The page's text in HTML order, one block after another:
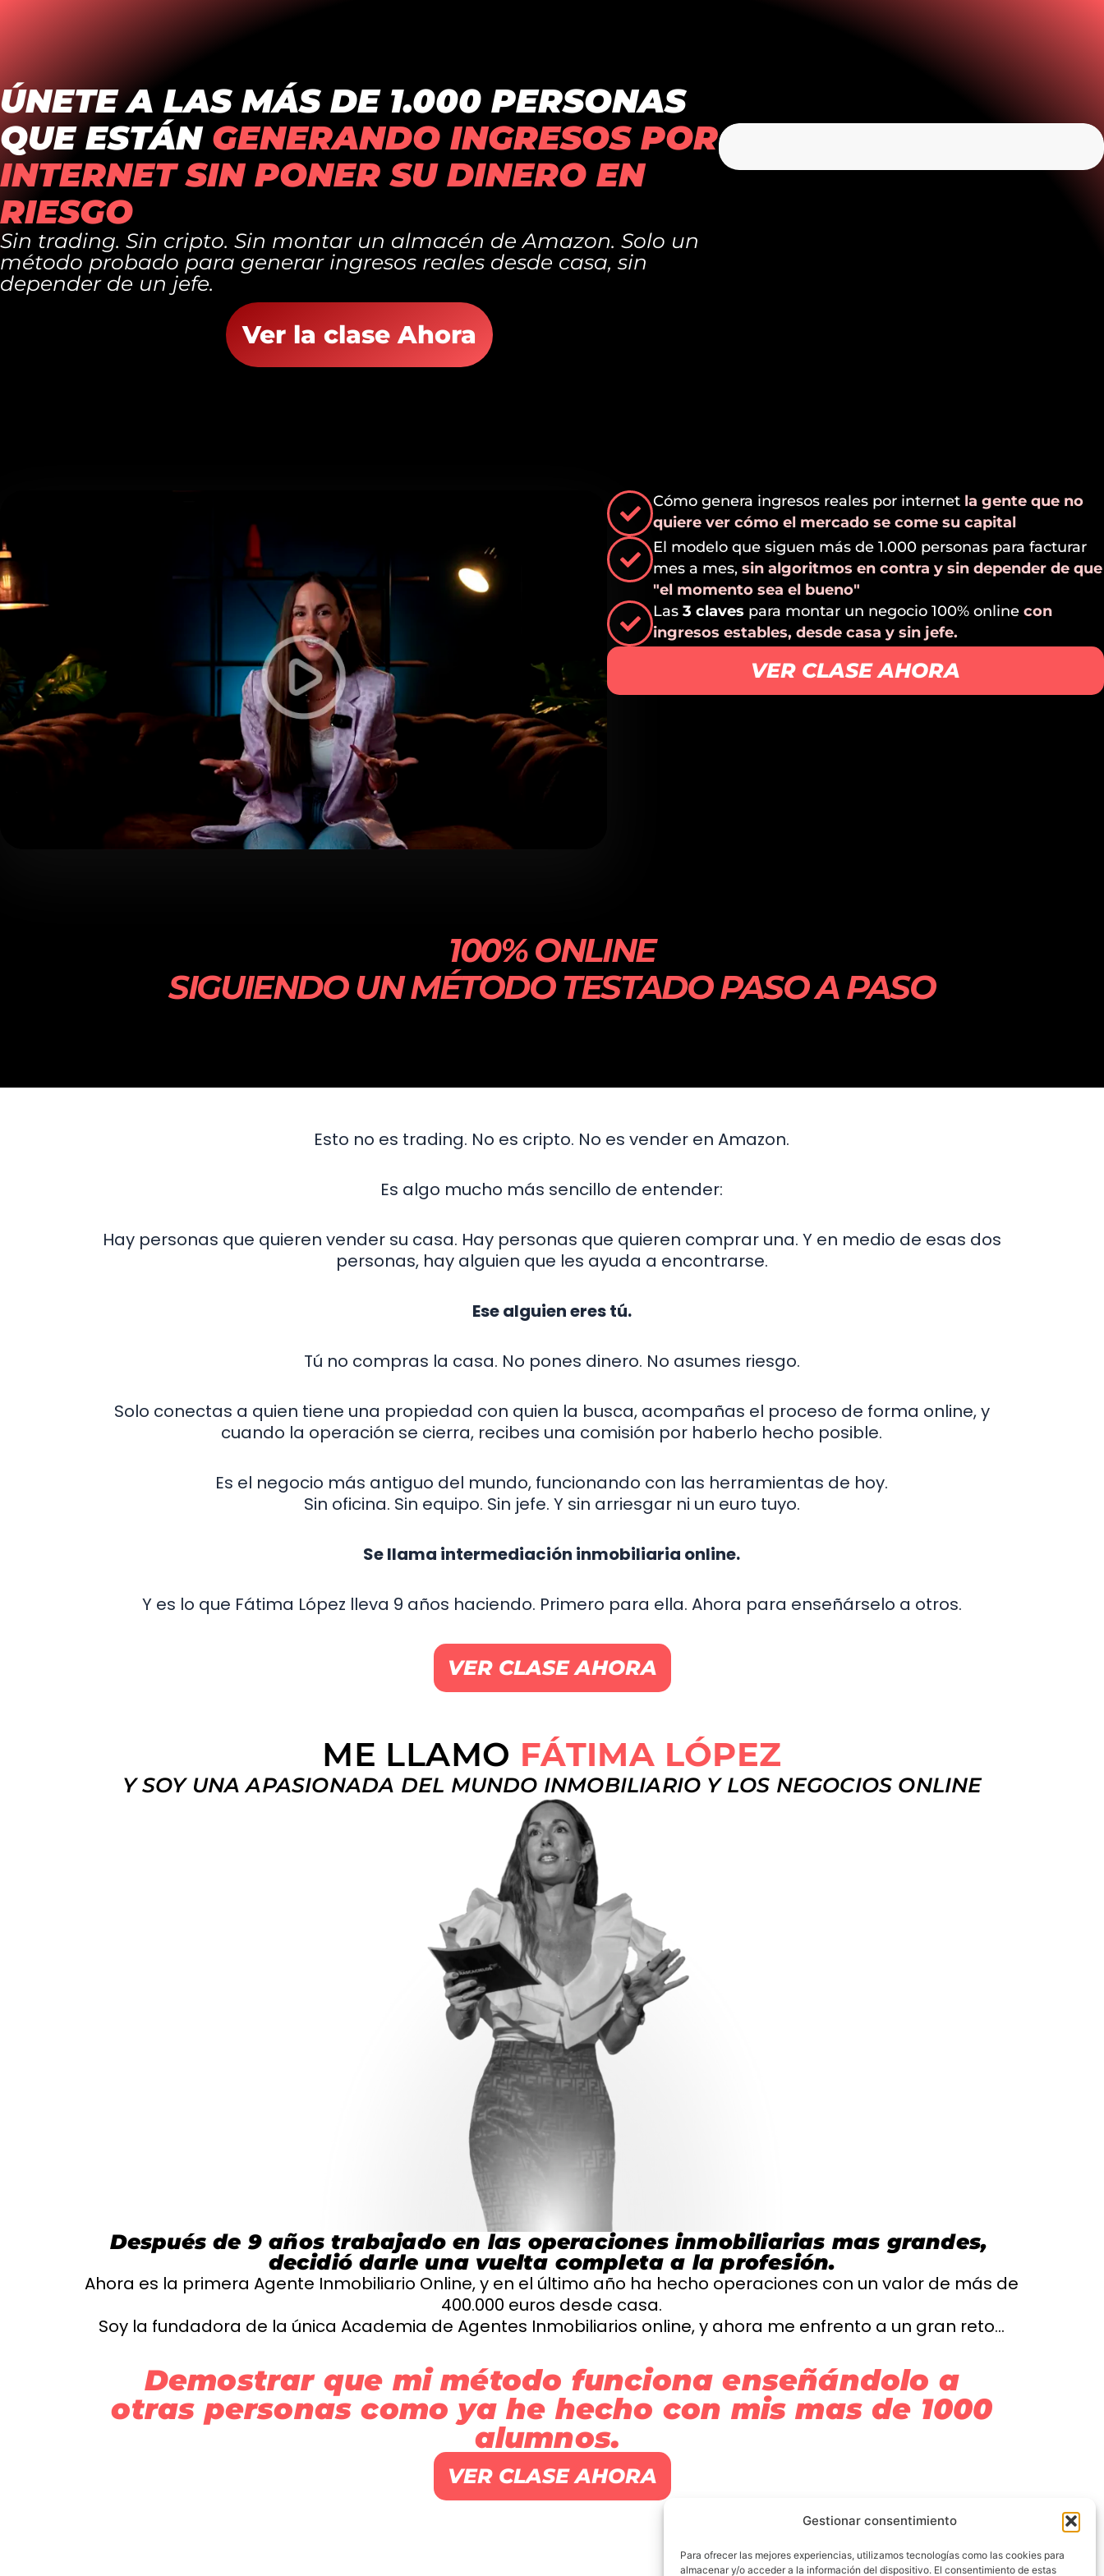
Gestionar consentimiento
Para ofrecer las mejores experiencias, utilizamos tecnologías como las cookies para
almacenar y/o acceder a la información del dispositivo. El consentimiento de estas
ÚNETE A LAS MÁS DE 1.000 PERSONAS
QUE ESTÁN GENERANDO INGRESOS POR
INTERNET SIN PONER SU DINERO EN
RIESGO
Sin trading. Sin cripto. Sin montar un almacén de Amazon. Solo un
método probado para generar ingresos reales desde casa, sin
depender de un jefe.
Ver la clase Ahora
Cómo genera ingresos reales por internet la gente que no
quiere ver cómo el mercado se come su capital
El modelo que siguen más de 1.000 personas para facturar
mes a mes,sin algoritmos en contra y sin depender de que
"el momento sea el bueno"
Las3 claves para montar un negocio 100% onlinecon
ingresos estables, desde casa y sin jefe.
VER CLASE AHORA
100% ONLINE
SIGUIENDO UN MÉTODO TESTADO PASO A PASO
Esto no es trading. No es cripto. No es vender en Amazon.
Es algo mucho más sencillo de entender:
Hay personas que quieren vender su casa. Hay personas que quieren comprar una. Y en medio de esas dos
personas, hay alguien que les ayuda a encontrarse.
Ese alguien eres tú.
Tú no compras la casa. No pones dinero. No asumes riesgo.
Solo conectas a quien tiene una propiedad con quien la busca, acompañas el proceso de forma online, y
cuando la operación se cierra, recibes una comisión por haberlo hecho posible.
Es el negocio más antiguo del mundo, funcionando con las herramientas de hoy.
Sin oficina. Sin equipo. Sin jefe. Y sin arriesgar ni un euro tuyo.
Se llama intermediación inmobiliaria online.
Y es lo que Fátima López lleva 9 años haciendo. Primero para ella. Ahora para enseñárselo a otros.
VER CLASE AHORA
ME LLAMO FÁTIMA LÓPEZ
Y SOY UNA APASIONADA DEL MUNDO INMOBILIARIO Y LOS NEGOCIOS ONLINE
Después de 9 años trabajado en las operaciones inmobiliarias mas grandes,
decidió darle una vuelta completa a la profesión.
Ahora es la primera Agente Inmobiliario Online, y en el último año ha hecho operaciones con un valor de más de
400.000 euros desde casa.
Soy la fundadora de la única Academia de Agentes Inmobiliarios online, y ahora me enfrento a un gran reto…
Demostrar que mi método funciona enseñándolo a
otras personas como ya he hecho con mis mas de 1000
alumnos.
VER CLASE AHORA